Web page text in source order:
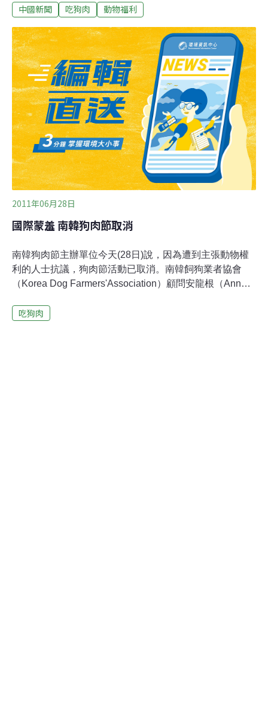
狗肉的人更多，店裡一天到晚都在殺狗，一殺就是好幾十
狗多達50.60條。經調查，該狗肉店屬於無證經營，昨天下
午，當地工商部門已責令該狗肉店關門停業。記者來到東
西湖區吳家山吳南花園東區，在北冰洋城市廣場旁的菜市
場，很遠便聽到一隻狗的慘叫聲。一身著藍色工作服、腳
穿長筒膠鞋的男子，正敲打著一隻黑色小狗的頭部，小狗
不停地哀嚎著，隨後沒了聲息。對此，吳家山街工商所林
副所長介紹，售賣狗肉必須徵得動檢部門的許可，工商部
門才能頒發執照。由於該狗肉店在居民小區門口，工商部
門沒有向其頒發營業執照，屬於無證經營。
中國新聞 吃狗肉 動物福利
2011年06月28日
國際蒙羞 南韓狗肉節取消
南韓狗肉節主辦單位今天(28日)說，因為遭到主張動物權
利的人士抗議，狗肉節活動已取消。南韓飼狗業者協會
（Korea Dog Farmers'Association）顧問安龍根（Ann
目的是提倡吃狗肉的傳統。狗肉節原本預定在首爾南邊的
吃狗肉